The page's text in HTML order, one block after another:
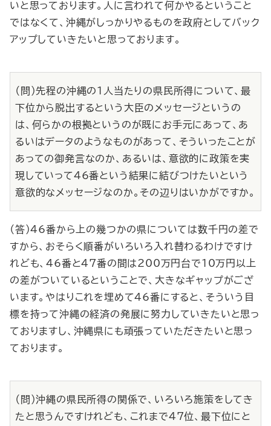
いと思っております。人に言われて何かやるということ
ではなくて、沖縄がしっかりやるものを政府としてバック
アップしていきたいと思っております。
（問）先程の沖縄の１人当たりの県民所得について、最
下位から脱出するという大臣のメッセージというの
は、何らかの根拠というのが既にお手元にあって、あ
るいはデータのようなものがあって、そういったことが
あっての御発言なのか、あるいは、意欲的に政策を実
現していって46番という結果に結びつけたいという
意欲的なメッセージなのか。その辺りはいかがですか。
（答）46番から上の幾つかの県については数千円の差で
すから、おそらく順番がいろいろ入れ替わるわけですけ
れども、46番と47番の間は200万円台で10万円以上
の差がついているということで、大きなギャップがござ
います。やはりこれを埋めて46番にすると、そういう目
標を持って沖縄の経済の発展に努力していきたいと思っ
ておりますし、沖縄県にも頑張っていただきたいと思っ
ております。
（問）沖縄の県民所得の関係で、いろいろ施策をしてき
たと思うんですけれども、これまで47位、最下位にと